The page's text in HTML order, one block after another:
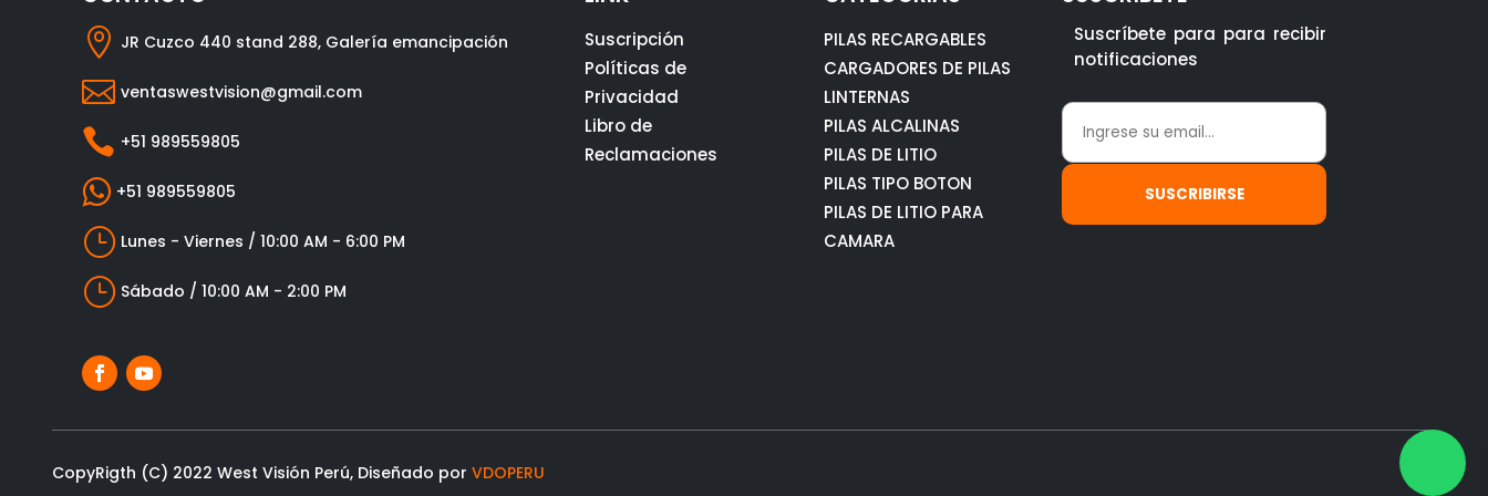
 JR Cuzco 440 stand 288, Galería emancipación
 ventaswestvision@gmail.com
 +51 989559805
 +51 989559805
} Lunes - Viernes / 10:00 AM - 6:00 PM
} Sábado / 10:00 AM - 2:00 PM
Suscripción
Políticas de
Privacidad
Libro de
Reclamaciones
PILAS RECARGABLES
CARGADORES DE PILAS
LINTERNAS
PILAS ALCALINAS
PILAS DE LITIO
PILAS TIPO BOTON
PILAS DE LITIO PARA
CAMARA
Suscríbete para para recibir
notificaciones
CopyRigth (C) 2022 West Visión Perú, Diseñado porVDOPERU